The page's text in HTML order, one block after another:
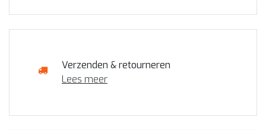
Verzenden & retourneren
Lees meer